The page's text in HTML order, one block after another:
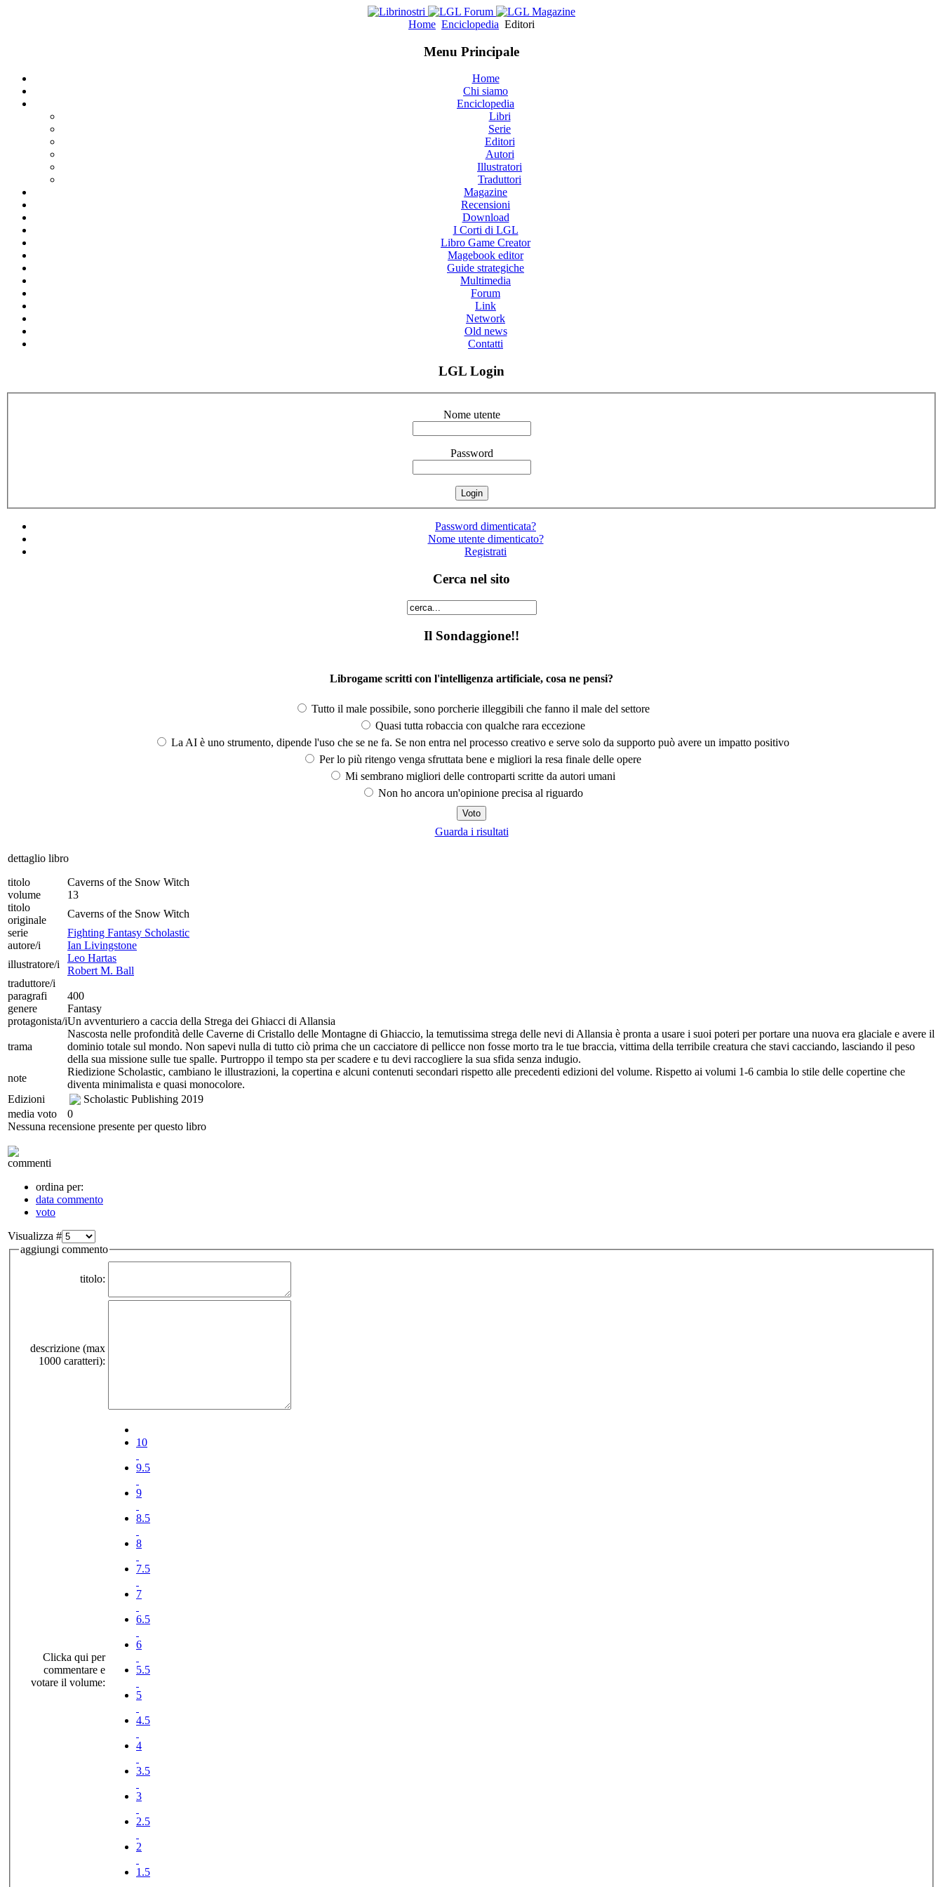
Home Enciclopedia Editori
Menu Principale
Home
Chi siamo
Enciclopedia
Libri
Serie
Editori
Autori
Illustratori
Traduttori
Magazine
Recensioni
Download
I Corti di LGL
Libro Game Creator
Magebook editor
Guide strategiche
Multimedia
Forum
Link
Network
Old news
Contatti
LGL Login
Nome utente
Password
Password dimenticata?
Nome utente dimenticato?
Registrati
Cerca nel sito
Il Sondaggione!!
Librogame scritti con l'intelligenza artificiale, cosa ne pensi?
Tutto il male possibile, sono porcherie illeggibili che fanno il male del settore
Quasi tutta robaccia con qualche rara eccezione
La AI è uno strumento, dipende l'uso che se ne fa. Se non entra nel processo creativo e serve solo da supporto può avere un impatto positivo
Per lo più ritengo venga sfruttata bene e migliori la resa finale delle opere
Mi sembrano migliori delle controparti scritte da autori umani
Non ho ancora un'opinione precisa al riguardo
Guarda i risultati
dettaglio libro
titolo
Caverns of the Snow Witch
volume
13
titolo
originale
Caverns of the Snow Witch
serie
Fighting Fantasy Scholastic
autore/i
Ian Livingstone
illustratore/i
Leo Hartas
Robert M. Ball
traduttore/i
paragrafi
400
genere
Fantasy
protagonista/iUn avventuriero a caccia della Strega dei Ghiacci di Allansia
trama
Nascosta nelle profondità delle Caverne di Cristallo delle Montagne di Ghiaccio, la temutissima strega delle nevi di Allansia è pronta a usare i suoi poteri per portare una nuova era glaciale e avere il
dominio totale sul mondo. Non sapevi nulla di tutto ciò prima che un cacciatore di pellicce non fosse morto tra le tue braccia, vittima della terribile creatura che stavi cacciando, lasciando il peso
della sua missione sulle tue spalle. Purtroppo il tempo sta per scadere e tu devi raccogliere la sua sfida senza indugio.
note
Riedizione Scholastic, cambiano le illustrazioni, la copertina e alcuni contenuti secondari rispetto alle precedenti edizioni del volume. Rispetto ai volumi 1-6 cambia lo stile delle copertine che
diventa minimalista e quasi monocolore.
Edizioni
Scholastic Publishing 2019
media voto
0
Nessuna recensione presente per questo libro
commenti
ordina per:
data commento
voto
Visualizza #
aggiungi commento
titolo:
descrizione (max
1000 caratteri):
Clicka qui per
commentare e
votare il volume:
10
9.5
9
8.5
8
7.5
7
6.5
6
5.5
5
4.5
4
3.5
3
2.5
2
1.5